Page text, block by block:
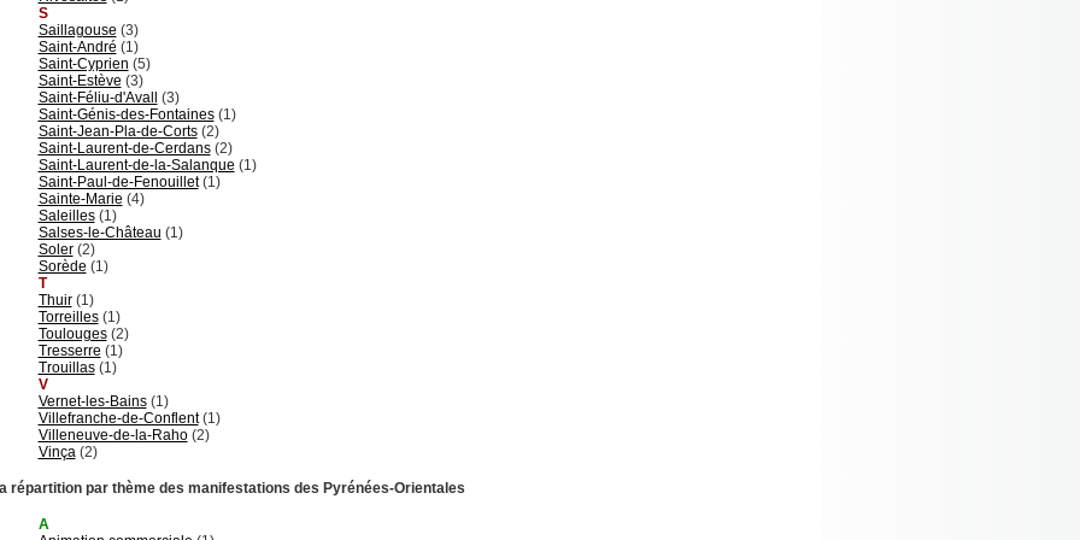
S
Saillagouse (3)
Saint-André (1)
Saint-Cyprien (5)
Saint-Estève (3)
Saint-Féliu-d'Avall (3)
Saint-Génis-des-Fontaines(1)
Saint-Jean-Pla-de-Corts(2)
Saint-Laurent-de-Cerdans(2)
Saint-Laurent-de-la-Salanque (1)
Saint-Paul-de-Fenouillet(1)
Sainte-Marie (4)
Saleilles(1)
Salses-le-Château (1)
Soler(2)
Sorède (1)
T
Thuir(1)
Torreilles(1)
Toulouges(2)
Tresserre (1)
Trouillas(1)
V
Vernet-les-Bains(1)
Villefranche-de-Conflent(1)
Villeneuve-de-la-Raho(2)
Vinça(2)
répartition par thème des manifestations des Pyrénées-Orientales
A